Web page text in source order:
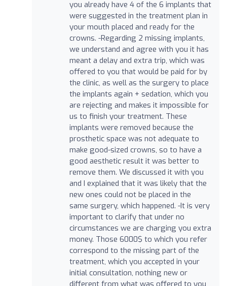
you already have 4 of the 6 implants that
were suggested in the treatment plan in
your mouth placed and ready for the
crowns. -Regarding 2 missing implants,
we understand and agree with you it has
meant a delay and extra trip, which was
offered to you that would be paid for by
the clinic, as well as the surgery to place
the implants again + sedation, which you
are rejecting and makes it impossible for
us to finish your treatment. These
implants were removed because the
prosthetic space was not adequate to
make good-sized crowns, so to have a
good aesthetic result it was better to
remove them. We discussed it with you
and I explained that it was likely that the
new ones could not be placed in the
same surgery, which happened. -It is very
important to clarify that under no
circumstances we are charging you extra
money. Those 6000$ to which you refer
correspond to the missing part of the
treatment, which you accepted in your
initial consultation, nothing new or
different from what was offered to you